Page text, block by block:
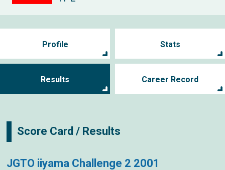
Profile Stats
Results Career Record
Score Card / Results
JGTO iiyama Challenge 2 2001